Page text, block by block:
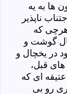
ها به یه
ناپذیر
هرچی که
گوشت و
در یخچال و
های قبل،
ای که
رو بی